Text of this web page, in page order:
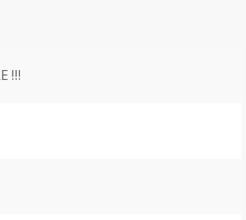
!!!